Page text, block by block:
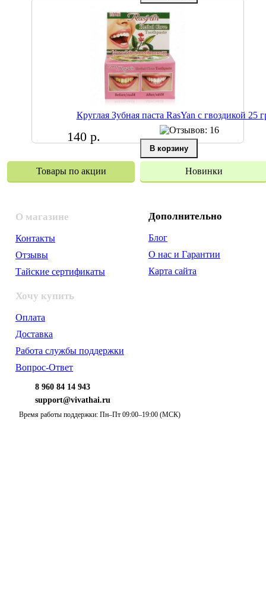
Круглая Зубная паста RasYan с гвоздикой 25
140 р.
Товары по акции Новинки
О магазине
Контакты
Отзывы
Тайские сертификаты
Хочу купить
Оплата
Доставка
Работа службы поддержки
Вопрос-Ответ
Дополнительно
Блог
О нас и Гарантии
Карта сайта
8 960 84 14 943
support@vivathai.ru
Время работы поддержки: Пн–Пт 09:00–19:00 (МСК)